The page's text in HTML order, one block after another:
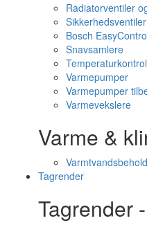
Radiatorventiler
Sikkerhedsventiler
Bosch
Snavsamlere
Temperaturkontrol
Varmepumper
Varmepumper
Varmevekslere
Varme &
Tagrender
Tagrender